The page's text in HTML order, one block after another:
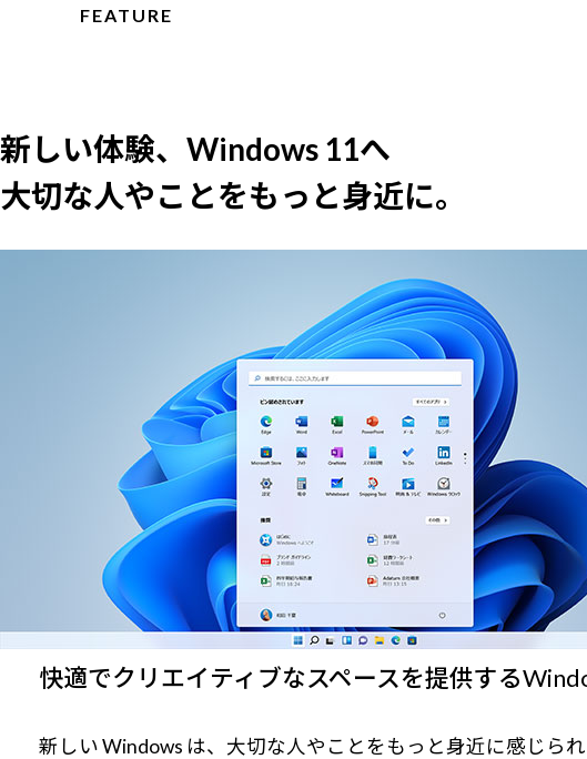
FEATURE
新しい体験、Windows 11へ
大切な人やことをもっと身近に。
快適でクリエイティブなスペースを提供する
新しい Windows は、大切な人やことをもっと身近に感じられ